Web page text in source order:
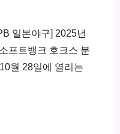
일본야구] 2025년
프트뱅크 호크스 분
월 28일에 열리는